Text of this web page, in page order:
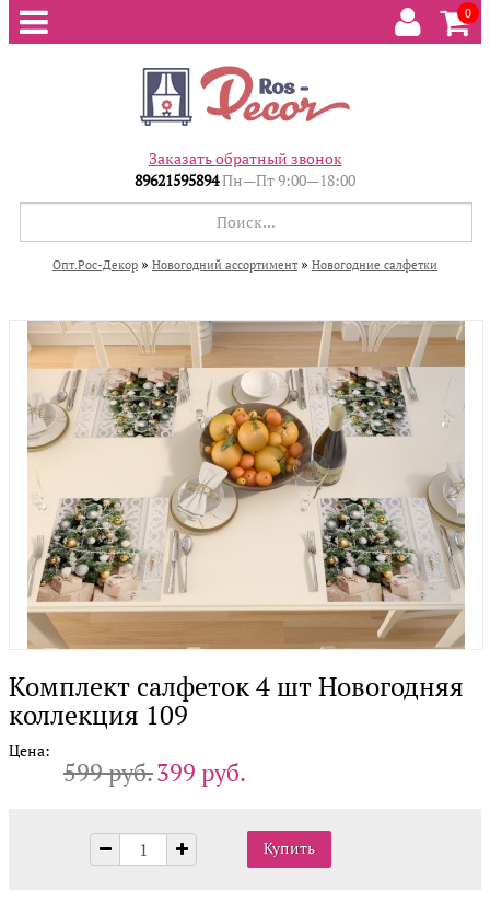
0
Заказать обратный звонок
89621595894Пн—Пт 9:00—18:00
Опт.Рос-Декор » Новогодний ассортимент » Новогодние салфетки
Комплект салфеток 4 шт Новогодняя
коллекция 109
Цена:
599 руб.399 руб.